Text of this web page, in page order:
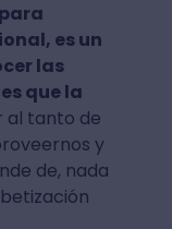
es un
las
que la
al tanto de
y
de, nada